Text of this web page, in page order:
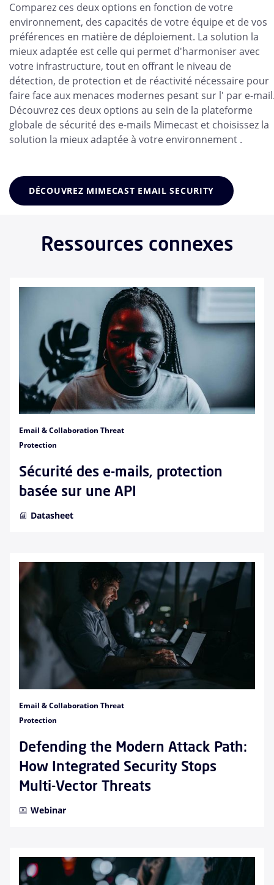
Comparez ces deux options en fonction de votre
environnement, des capacités de votre équipe et de vos
préférences en matière de déploiement. La solution la
mieux adaptée est celle qui permet d'harmoniser avec
votre infrastructure, tout en offrant le niveau de
détection, de protection et de réactivité nécessaire pour
faire face aux menaces modernes pesant sur l' par e-
Découvrez ces deux options au sein de la plateforme
globale de sécurité des e-mails Mimecast et choisissez la
solution la mieux adaptée à votre environnement .
DÉCOUVREZ MIMECAST EMAIL SECURITY
Ressources connexes
Email & Collaboration Threat
Protection
Sécurité des e-mails, protection
basée sur une API
Datasheet
Email & Collaboration Threat
Protection
Defending the Modern Attack Path:
How Integrated Security Stops
Multi-Vector Threats
Webinar